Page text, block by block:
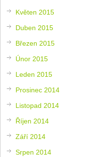
Květen 2015
Duben 2015
Březen 2015
Únor 2015
Leden 2015
Prosinec 2014
Listopad 2014
Říjen 2014
Září 2014
Srpen 2014